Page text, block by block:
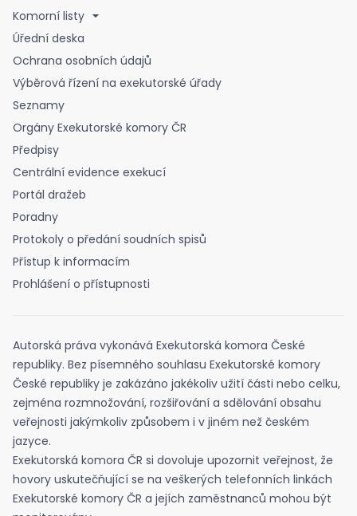
Komorní listy
Úřední deska
Ochrana osobních údajů
Výběrová řízení na exekutorské úřady
Seznamy
Orgány Exekutorské komory ČR
Předpisy
Centrální evidence exekucí
Portál dražeb
Poradny
Protokoly o předání soudních spisů
Přístup k informacím
Prohlášení o přístupnosti
Autorská práva vykonává Exekutorská komora České
republiky. Bez písemného souhlasu Exekutorské komory
České republiky je zakázáno jakékoliv užití části nebo celku,
zejména rozmnožování, rozšiřování a sdělování obsahu
veřejnosti jakýmkoliv způsobem i v jiném než českém
jazyce.
Exekutorská komora ČR si dovoluje upozornit veřejnost, že
hovory uskutečňující se na veškerých telefonních linkách
Exekutorské komory ČR a jejích zaměstnanců mohou být